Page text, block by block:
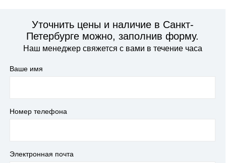
Уточнить цены и наличие в Санкт-
Петербурге можно, заполнив форму.
Наш менеджер свяжется с вами в течение часа
Ваше имя
Номер телефона
Электронная почта